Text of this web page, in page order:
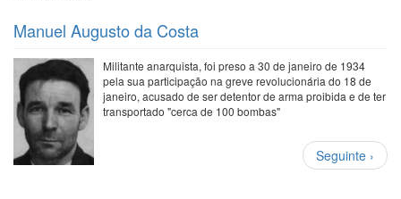
Manuel Augusto da Costa
Militante anarquista, foi preso a 30 de janeiro de 1934
pela sua participação na greve revolucionária do 18 de
janeiro, acusado de ser detentor de arma proibida e de ter
transportado "cerca de 100 bombas"
Paginação
Próxima
página
Seguinte ›